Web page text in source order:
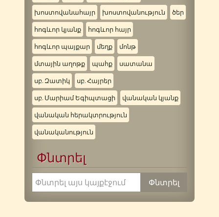
խոստովանահայր խոստովանություն ծեր
հոգևոր կյանք հոգևոր հայր
հոգևոր պայքար մեղք մոնթ
մտային աղոթք պահք սատանա
սբ. Զատիկ սբ. Հայրեր
սբ. Մարիամ Եգիպտացի վանական կյանք
վանական հերակտրություն
վանականություն
Փնտրել